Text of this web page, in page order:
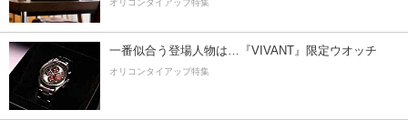
オリコンタイアップ特集
一番似合う登場人物は…『VIVANT』限定ウオッチ
オリコンタイアップ特集